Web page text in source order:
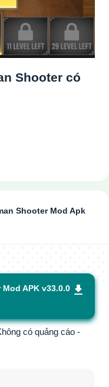
Shooter có
Shooter Mod Apk
APK v33.0.0
có quảng cáo -